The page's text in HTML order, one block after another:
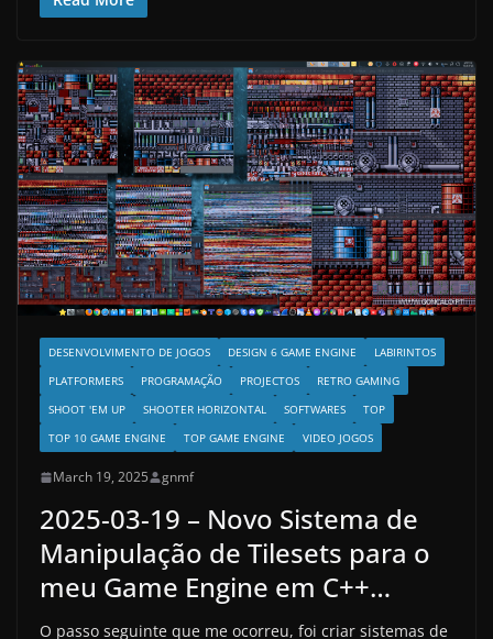
DESENVOLVIMENTO DE JOGOS DESIGN 6 GAME ENGINE
LABIRINTOS
PLATFORMERS
PROGRAMAÇÃO PROJECTOS
RETRO GAMING
SHOOT 'EM UP
SHOOTER HORIZONTAL SOFTWARES
TOP
TOP 10 GAME ENGINE
TOP GAME ENGINE VIDEO JOGOS
March 19, 2025 gnmf
2025-03-19 – Novo Sistema de
Manipulação de Tilesets para o
meu Game Engine em C++…
O passo seguinte que me ocorreu, foi criar sistemas de